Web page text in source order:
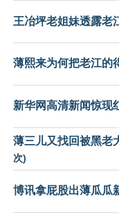
王冶坪老姐妹透露老
薄熙来为何把老江的
新华网高清新闻惊现
薄三儿又找回被黑老
次)
博讯拿屁股出薄瓜瓜